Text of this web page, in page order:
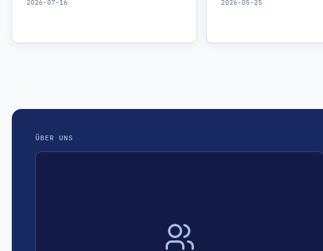
2026-07-16 2026-05-25
ÜBER UNS